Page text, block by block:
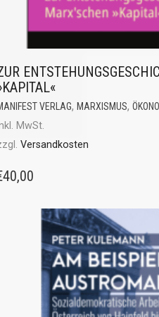
VERLAG, MARXISMUS,
MwSt.
Versandkosten
40,00